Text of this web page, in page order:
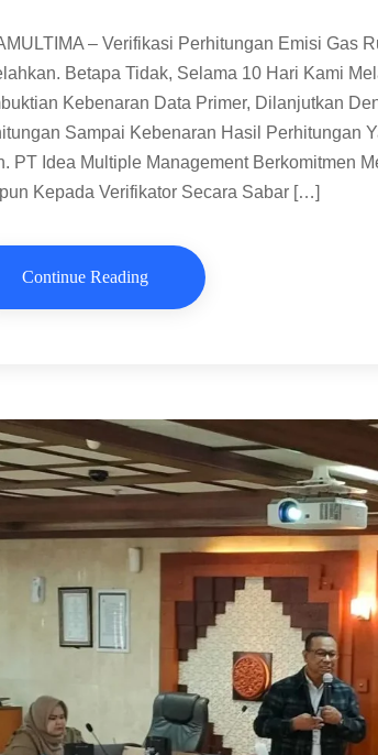
– Verifikasi Perhitungan Emisi Gas
Betapa Tidak, Selama 10 Hari Kami
Kebenaran Data Primer, Dilanjutkan
Sampai Kebenaran Hasil Perhitungan
PT Idea Multiple Management Berkomitmen
Kepada Verifikator Secara Sabar […]
Continue Reading